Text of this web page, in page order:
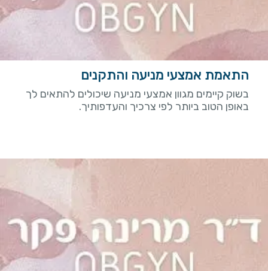
התאמת אמצעי מניעה והתקנים
בשוק קיימים מגוון אמצעי מניעה שיכולים להתאים לך
באופן הטוב ביותר לפי צרכיך והעדפותיך.